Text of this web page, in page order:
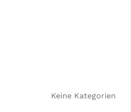
Keine Kategorien